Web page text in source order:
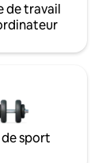
de travail
de sport